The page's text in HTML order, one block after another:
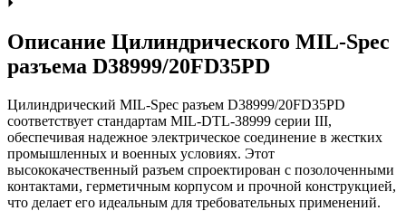
Описание Цилиндрического MIL-Spec
разъема D38999/20FD35PD
Цилиндрический MIL-Spec разъем D38999/20FD35PD
соответствует стандартам MIL-DTL-38999 серии III,
обеспечивая надежное электрическое соединение в жестких
промышленных и военных условиях. Этот
высококачественный разъем спроектирован с позолоченными
контактами, герметичным корпусом и прочной конструкцией,
что делает его идеальным для требовательных применений.